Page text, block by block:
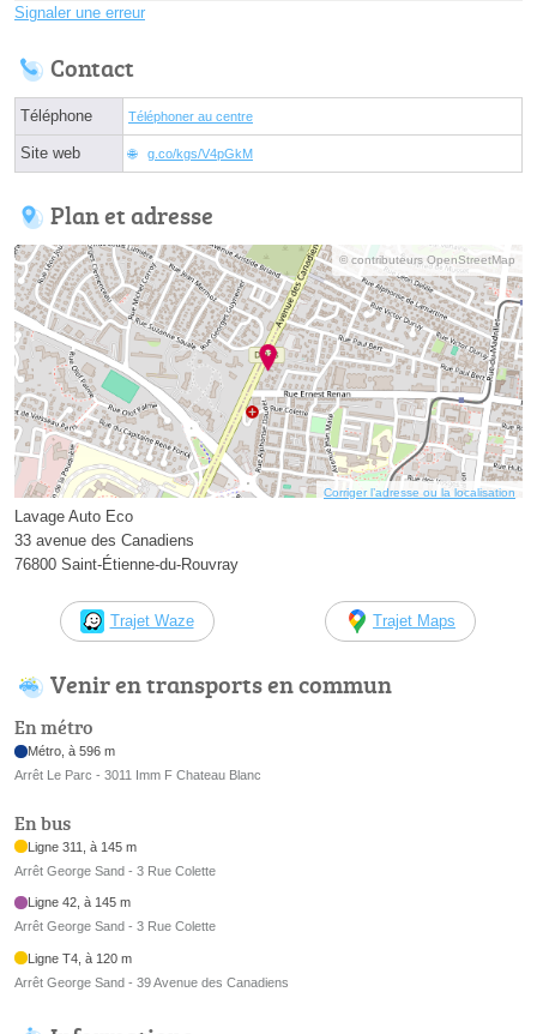
Signaler une erreur
Contact
Téléphone Téléphoner au centre
Site web g.co/kgs/V4pGkM
Plan et adresse
© contributeurs OpenStreetMap
Corriger l’adresse ou la localisation
Lavage Auto Eco
33 avenue des Canadiens
76800 Saint-Étienne-du-Rouvray
Trajet Waze Trajet Maps
Venir en transports en commun
En métro
Métro, à 596 m
Arrêt Le Parc - 3011 Imm F Chateau Blanc
En bus
Ligne 311, à 145 m
Arrêt George Sand - 3 Rue Colette
Ligne 42, à 145 m
Arrêt George Sand - 3 Rue Colette
Ligne T4, à 120 m
Arrêt George Sand - 39 Avenue des Canadiens